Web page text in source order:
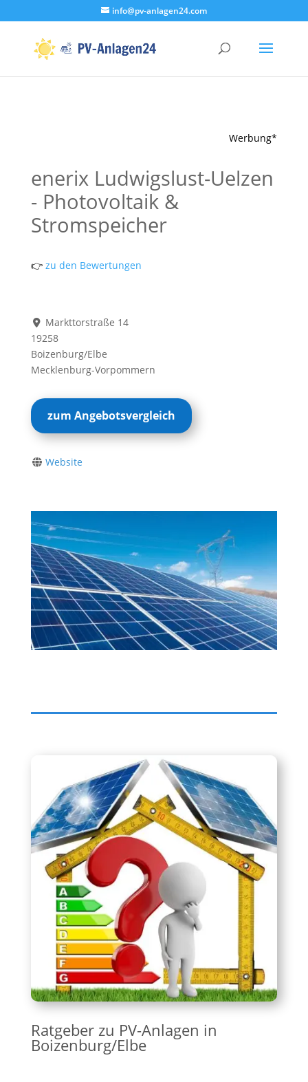
info@pv-anlagen24.com
Werbung*
enerix Ludwigslust-Uelzen
- Photovoltaik &
Stromspeicher
👉zu den Bewertungen
Markttorstraße 14
19258
Boizenburg/Elbe
Mecklenburg-Vorpommern
zum Angebotsvergleich
Website
Ratgeber zu PV-Anlagen in
Boizenburg/Elbe